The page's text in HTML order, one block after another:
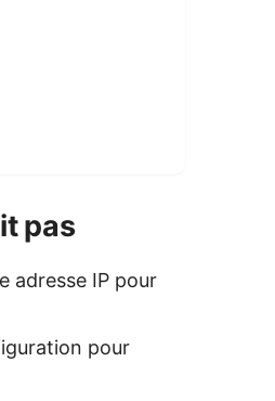
pas
adresse IP pour
pour